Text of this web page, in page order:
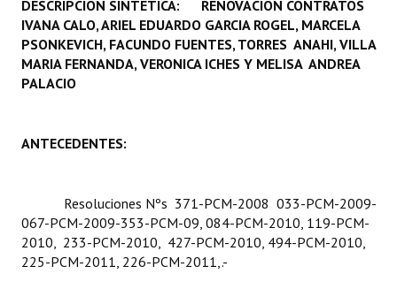
Constitución Nacional
Constitución Provincial
Reglamento Interno
Organigrama
DOCUMENTOS
DESCRIPCION SINTETICA: RENOVACION CONTRATOS
IVANA CALO, ARIEL EDUARDO GARCIA ROGEL, MARCELA
PSONKEVICH, FACUNDO FUENTES, TORRES ANAHI, VILLA
MARIA FERNANDA, VERONICA ICHES Y MELISA ANDREA
PALACIO
ANTECEDENTES:
Resoluciones Nºs 371-PCM-2008  033-PCM-2009-
067-PCM-2009-353-PCM-09, 084-PCM-2010, 119-PCM-
2010, 233-PCM-2010, 427-PCM-2010, 494-PCM-2010,
225-PCM-2011, 226-PCM-2011,.-